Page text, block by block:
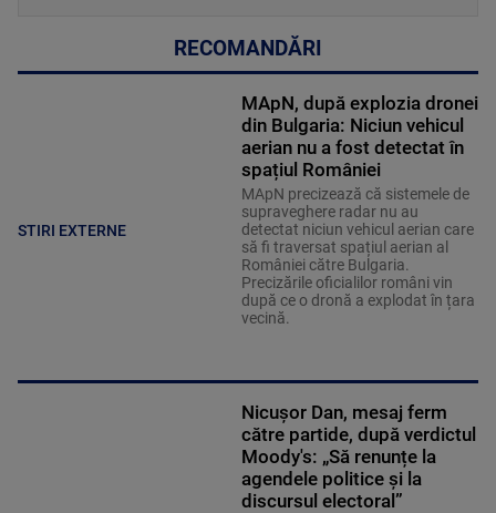
RECOMANDĂRI
STIRI EXTERNE
MApN, după explozia dronei
din Bulgaria: Niciun vehicul
aerian nu a fost detectat în
spațiul României
MApN precizează că sistemele de
supraveghere radar nu au
detectat niciun vehicul aerian care
să fi traversat spațiul aerian al
României către Bulgaria.
Precizările oficialilor români vin
după ce o dronă a explodat în țara
vecină.
Nicușor Dan, mesaj ferm
către partide, după verdictul
Moody's: „Să renunțe la
agendele politice şi la
discursul electoral”